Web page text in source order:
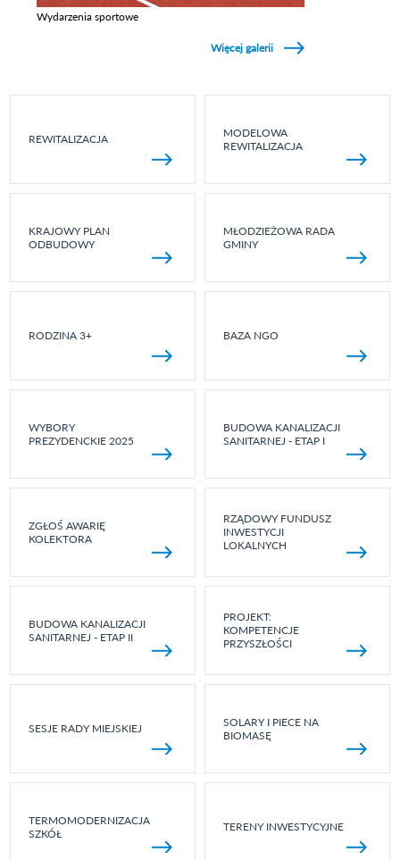
Wydarzenia sportowe
Więcej galerii
REWITALIZACJA
MODELOWA
REWITALIZACJA
KRAJOWY PLAN
ODBUDOWY
MŁODZIEŻOWA RADA
GMINY
RODZINA 3+ BAZA NGO
WYBORY
PREZYDENCKIE 2025
BUDOWA KANALIZACJI
SANITARNEJ - ETAP I
ZGŁOŚ AWARIĘ
KOLEKTORA
RZĄDOWY FUNDUSZ
INWESTYCJI
LOKALNYCH
BUDOWA KANALIZACJI
SANITARNEJ - ETAP II
PROJEKT:
KOMPETENCJE
PRZYSZŁOŚCI
SESJE RADY MIEJSKIEJ
SOLARY I PIECE NA
BIOMASĘ
TERMOMODERNIZACJA
SZKÓŁ
TERENY INWESTYCYJNE